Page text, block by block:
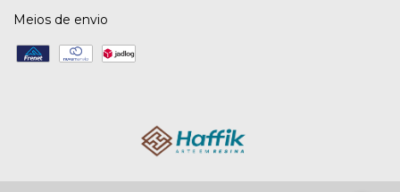
Meios de envio